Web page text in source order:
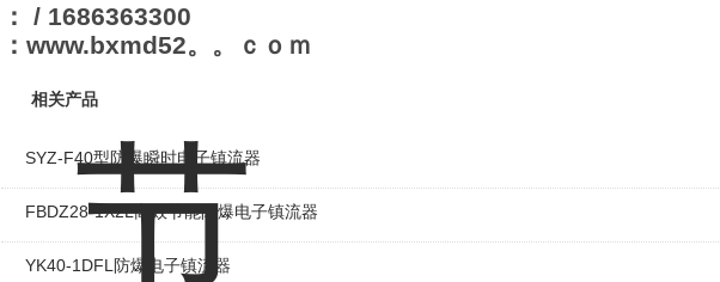
： / 1686363300
： www.bxmd52。。ｃｏｍ
相关产品
SYZ-F40型防爆瞬时电子镇流器
FBDZ28-1X2L高效节能防爆电子镇流器
YK40-1DFL防爆电子镇流器